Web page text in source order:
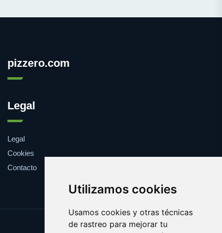
Utilizamos cookies
Usamos cookies y otras técnicas
de rastreo para mejorar tu
pizzero.com
Legal
Legal
Cookies
Contacto
Update cookies preferences